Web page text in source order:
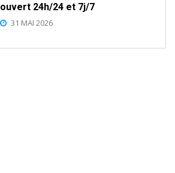
ouvert 24h/24 et 7j/7
31 MAI 2026